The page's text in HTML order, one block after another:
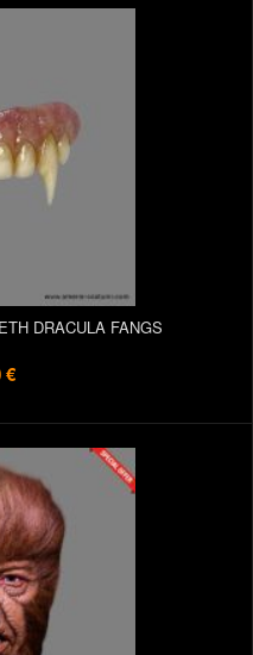
DRACULA FANGS
€